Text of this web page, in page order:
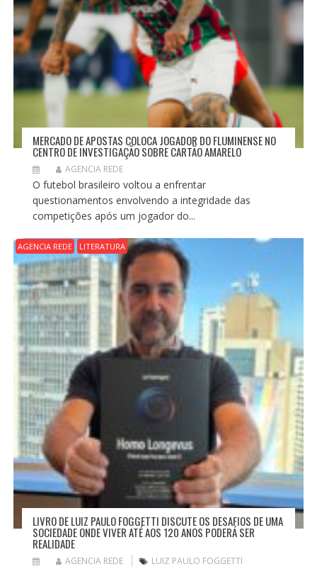
MERCADO DE APOSTAS COLOCA JOGADOR DO FLUMINENSE NO
CENTRO DE INVESTIGAÇÃO SOBRE CARTÃO AMARELO
AGENCIA REDE
O futebol brasileiro voltou a enfrentar
questionamentos envolvendo a integridade das
competições após um jogador do...
AGENCIA REDE LITERATURA
LIVRO DE LUIZ PAULO FOGGETTI DISCUTE OS DESAFIOS DE UMA
SOCIEDADE ONDE VIVER ATÉ AOS 120 ANOS PODERÁ SER
REALIDADE
AGENCIA REDE LUIZ PAULO FOGGETTI